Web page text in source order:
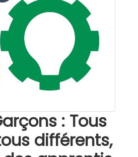
: Tous
différents,